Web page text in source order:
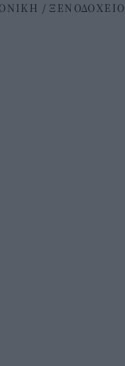
/ ΞΕΝΟΔΟΧΕΙΟ